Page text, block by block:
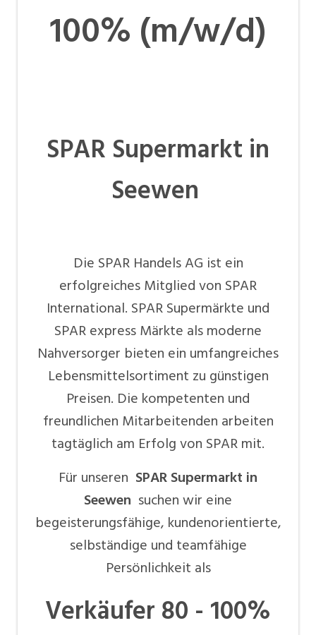
100% (m/w/d)
SPAR Supermarkt in
Seewen
Die SPAR Handels AG ist ein
erfolgreiches Mitglied von SPAR
International. SPAR Supermärkte und
SPAR express Märkte als moderne
Nahversorger bieten ein umfangreiches
Lebensmittelsortiment zu günstigen
Preisen. Die kompetenten und
freundlichen Mitarbeitenden arbeiten
tagtäglich am Erfolg von SPAR mit.
Für unseren SPAR Supermarkt in
Seewen suchen wir eine
begeisterungsfähige, kundenorientierte,
selbständige und teamfähige
Persönlichkeit als
Verkäufer 80 - 100%